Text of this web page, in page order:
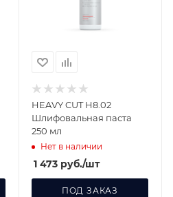
HEAVY CUT H8.02
Шлифовальная паста
250 мл
Нет в наличии
1 473 руб./шт
ПОД ЗАКАЗ